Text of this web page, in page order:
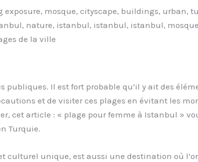
publiques. Il est fort probable qu’il y ait des
et de visiter ces plages en évitant les
cet article : « plage pour femme à Istanbul »
Turquie.
unique, est aussi une destination où